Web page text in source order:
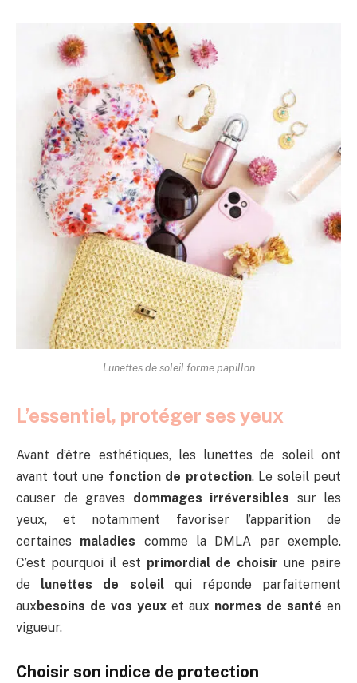
Lunettes de soleil forme papillon
L’essentiel, protéger ses yeux
Avant d’être esthétiques, les lunettes de soleil ont
avant tout une fonction de protection. Le soleil peut
causer de graves dommages irréversibles sur les
yeux, et notamment favoriser l’apparition de
certaines maladies comme la DMLA par exemple.
C’est pourquoi il est primordial de choisirune paire
de lunettes de soleil qui réponde
parfaitement
auxbesoins de vos yeux et aux normes de santé en
vigueur.
Choisir son indice de protection